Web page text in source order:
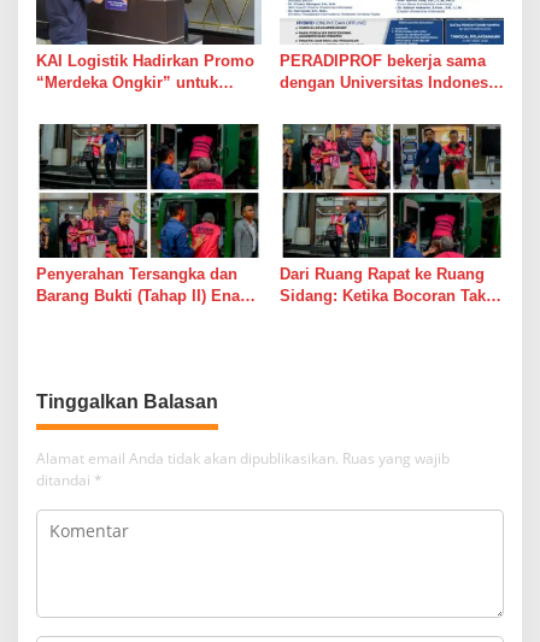
KAI Logistik Hadirkan Promo
“Merdeka Ongkir” untuk
PERADIPROF bekerja sama
dengan Universitas Indonesia
Khusus Profesi Advokat
(PKPA)
Penyerahan Tersangka dan
Barang Bukti (Tahap II) Enam
Dari Ruang Rapat ke Ruang
Sidang: Ketika Bocoran Tak
Tinggalkan Balasan
Alamat email Anda tidak akan dipublikasikan. Ruas yang wajib
ditandai *